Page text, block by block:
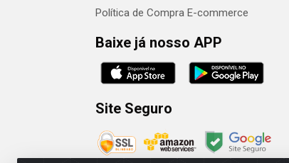
Política de Compra E-commerce
Baixe já nosso APP
Site Seguro